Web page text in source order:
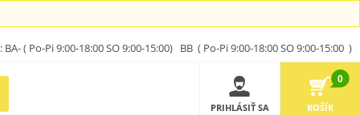
( Po-Pi 9:00-18:00 SO 9:00-15:00) BB ( Po-Pi 9:00-18:00 SO 9:00-15:00 )
PRIHLÁSIŤ SA
0
KOŠÍK